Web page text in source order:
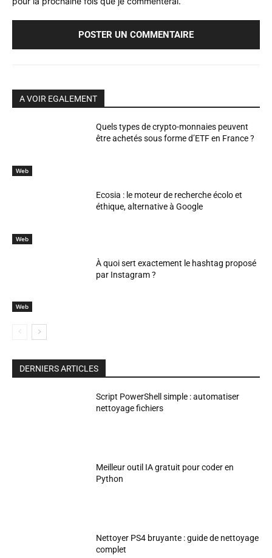
A VOIR EGALEMENT
Web
Quels types de crypto-monnaies peuvent
être achetés sous forme d’ETF en France ?
Web
Ecosia : le moteur de recherche écolo et
éthique, alternative à Google
Web
À quoi sert exactement le hashtag proposé
par Instagram ?
DERNIERS ARTICLES
Script PowerShell simple : automatiser
nettoyage fichiers
Meilleur outil IA gratuit pour coder en
Python
Nettoyer PS4 bruyante : guide de nettoyage
complet